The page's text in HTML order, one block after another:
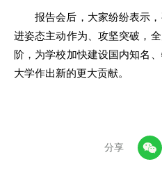
报告会后，大家纷纷表示
进姿态主动作为、攻坚突破，
阶，为学校加快建设国内知名
大学作出新的更大贡献。
分享